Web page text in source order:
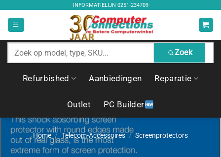
inhoud
INFORMATIELIJN 0251-234709
Zoek
producten
Zoek
Refurbished Aanbiedingen Reparatie
Outlet PC Builder
Home / Telecom-Accessoires / Screenprotectors